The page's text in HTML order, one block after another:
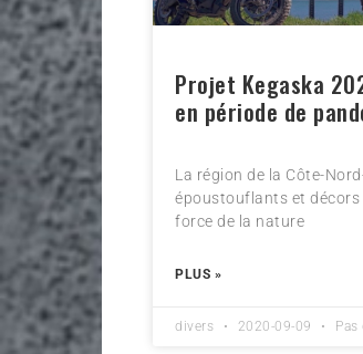
Projet Kegaska
en période de
La région de la Côte-
époustouflants et décors
force de la nature
PLUS »
divers 2020-09-09